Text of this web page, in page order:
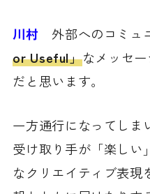
川村 外部へのコミュ
or Useful」なメッセ
だと思います。
一方通行になってしま
受け取り手が「楽しい
なクリエイティブ表現